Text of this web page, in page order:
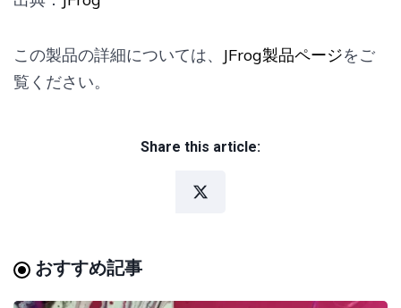
この製品の詳細については、 JFrog製品ページをご
覧ください。
Share this article:
おすすめ記事